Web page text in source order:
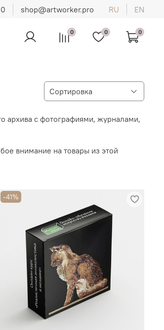
shop@artworker.pro RU EN
0 0 0
архива с фотографиями, журналами,
внимание на товары из этой
-41%